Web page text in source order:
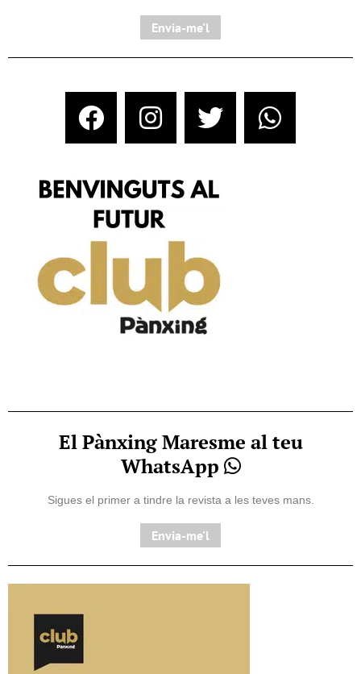
Envia-me'l
El Pànxing Maresme al teu
WhatsApp
Sigues el primer a tindre la revista a les teves mans.
Envia-me'l